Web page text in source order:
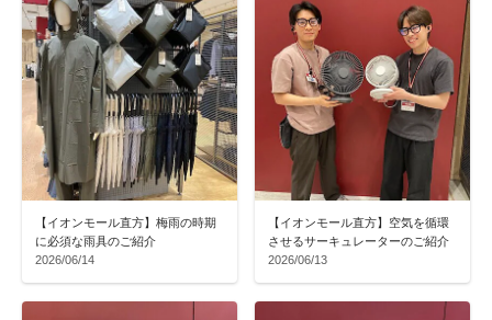
【イオンモール直方】梅雨の時期
に必須な雨具のご紹介
2026/06/14
【イオンモール直方】空気を循環
させるサーキュレーターのご紹介
2026/06/13